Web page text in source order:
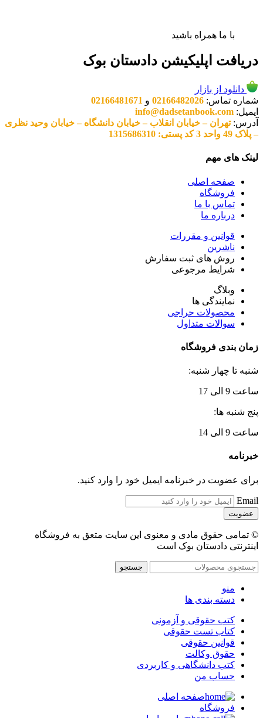
با ما همراه باشید
دریافت اپلیکیشن دادستان بوک
دانلود از بازار
شماره تماس: 02166482026 و 02166481671
ایمیل: info@dadsetanbook.com
آدرس:تهران – خیابان انقلاب – خیابان دانشگاه – خیابان وحید نظری
– پلاک 49 واحد 3 کد پستی: 1315686310
لینک های مهم
صفحه اصلی
فروشگاه
تماس با ما
درباره ما
قوانین و مقررات
ناشرین
روش های ثبت سفارش
شرایط مرجوعی
وبلاگ
نمایندگی ها
محصولات حراجی
سوالات متداول
زمان بندی فروشگاه
شنبه تا چهار شنبه:
ساعت 9 الی 17
پنج شنبه ها:
ساعت 9 الی 14
خبرنامه
برای عضویت در خبرنامه ایمیل خود را وارد کنید.
Email
© تمامی حقوق مادی و معنوی این سایت متعق به فروشگاه
اینترنتی دادستان بوک است
جستجو
منو
دسته بندی ها
کتب حقوقی و آزمونی
کتاب تست حقوقی
قوانین حقوقی
حقوق وکالت
کتب دانشگاهی و کاربردی
حساب من
صفحه اصلی
فروشگاه